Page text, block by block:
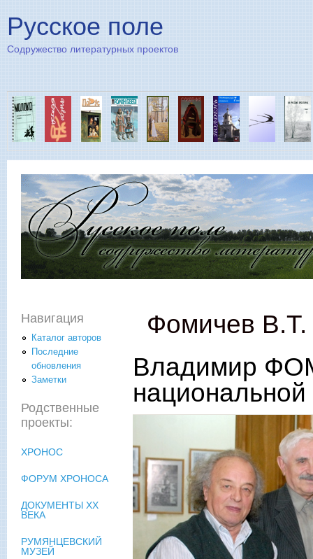
Русское поле
Содружество литературных проектов
Фомичев В.Т.
Владимир
национальной
Навигация
Каталог авторов
Последние
обновления
Заметки
Родственные
проекты:
ХРОНОС
ФОРУМ ХРОНОСА
ДОКУМЕНТЫ XX
ВЕКА
РУМЯНЦЕВСКИЙ
МУЗЕЙ